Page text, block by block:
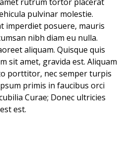
pulvinar molestie.
imperdiet posuere, mauris
nibh diam eu nulla.
aliquam. Quisque quis
sit amet, gravida est. Aliquam
porttitor, nec semper turpis
primis in faucibus orci
Curae; Donec ultricies
est.